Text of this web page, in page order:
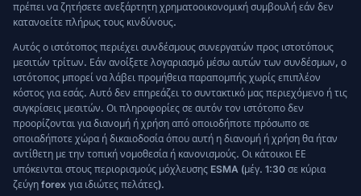
πρέπει να ζητήσετε ανεξάρτητη χρηματοοικονομική συμβουλή εάν δεν
κατανοείτε πλήρως τους κινδύνους.
Αυτός ο ιστότοπος περιέχει συνδέσμους συνεργατών προς ιστοτόπους
μεσιτών τρίτων. Εάν ανοίξετε λογαριασμό μέσω αυτών των συνδέσμων, ο
ιστότοπος μπορεί να λάβει προμήθεια παραπομπής χωρίς επιπλέον
κόστος για εσάς. Αυτό δεν επηρεάζει το συντακτικό μας περιεχόμενο ή τις
συγκρίσεις μεσιτών. Οι πληροφορίες σε αυτόν τον ιστότοπο δεν
προορίζονται για διανομή ή χρήση από οποιοδήποτε πρόσωπο σε
οποιαδήποτε χώρα ή δικαιοδοσία όπου αυτή η διανομή ή χρήση θα ήταν
αντίθετη με την τοπική νομοθεσία ή κανονισμούς. Οι κάτοικοι ΕΕ
υπόκεινται στους περιορισμούς μόχλευσης ESMA (μέγ. 1:30 σε κύρια
ζεύγη forex για ιδιώτες πελάτες).